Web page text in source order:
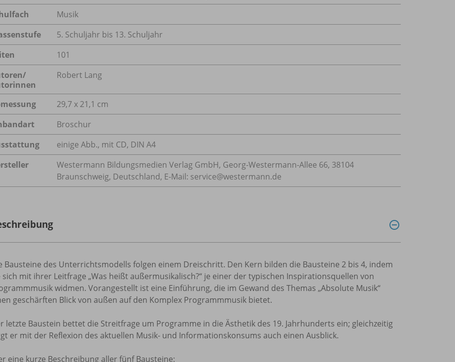
Musik
5. Schuljahr bis 13. Schuljahr
101
Robert Lang
29,7 x 21,1 cm
Broschur
einige Abb., mit CD, DIN A4
Westermann Bildungsmedien Verlag GmbH, Georg-Westermann-Allee 66, 38104
Braunschweig, Deutschland, E-Mail: service@westermann.de
Bausteine des Unterrichtsmodells folgen einem Dreischritt. Den Kern bilden die Bausteine 2 bis 4, indem
sich mit ihrer Leitfrage „Was heißt außermusikalisch?“ je einer der typischen Inspirationsquellen von
widmen. Vorangestellt ist eine Einführung, die im Gewand des Themas „Absolute Musik“
geschärften Blick von außen auf den Komplex Programmmusik bietet.
letzte Baustein bettet die Streitfrage um Programme in die Ästhetik des 19. Jahrhunderts ein; gleichzeitig
er mit der Reflexion des aktuellen Musik- und Informationskonsums auch einen Ausblick.
eine kurze Beschreibung aller fünf Bausteine: